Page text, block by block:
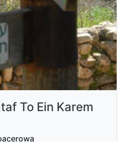
To Ein Karem